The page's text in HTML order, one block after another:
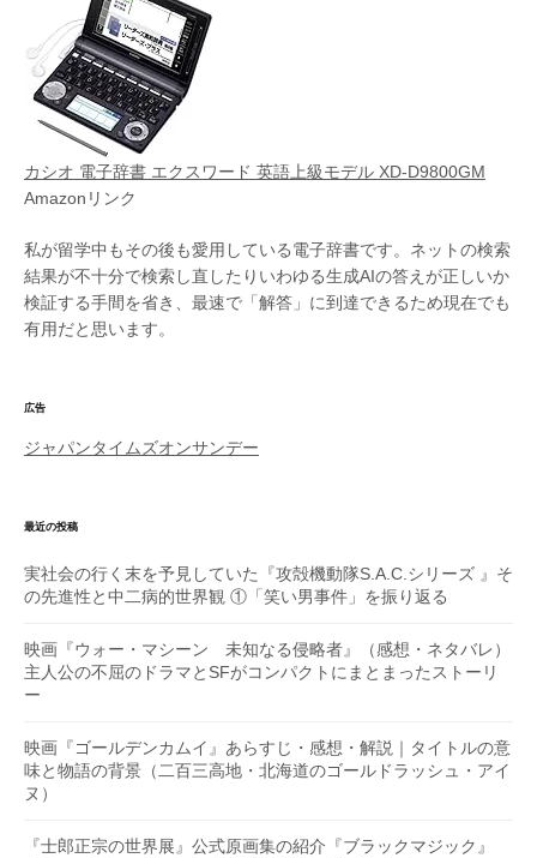
カシオ 電子辞書 エクスワード 英語上級モデル XD-D9800GM
Amazonリンク
私が留学中もその後も愛用している電子辞書です。ネットの検索
結果が不十分で検索し直したりいわゆる生成AIの答えが正しいか
検証する手間を省き、最速で「解答」に到達できるため現在でも
有用だと思います。
広告
ジャパンタイムズオンサンデー
最近の投稿
実社会の行く末を予見していた『攻殻機動隊S.A.C.シリーズ 』そ
の先進性と中二病的世界観 ①「笑い男事件」を振り返る
映画『ウォー・マシーン 未知なる侵略者』（感想・ネタバレ）
主人公の不屈のドラマとSFがコンパクトにまとまったストーリ
ー
映画『ゴールデンカムイ』あらすじ・感想・解説｜タイトルの意
味と物語の背景（二百三高地・北海道のゴールドラッシュ・アイ
ヌ）
『士郎正宗の世界展』公式原画集の紹介『ブラックマジック』